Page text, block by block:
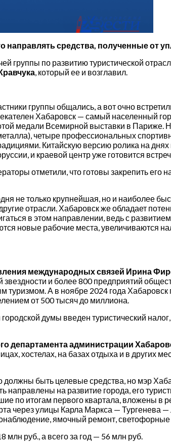
направлять средства, полученные от
группы по развитию туристической
, который ее и возглавил.
группы общались, а вот очно
Хабаровск — самый населенный
медали Всемирной выставки в Париже.
четыре профессиональных
Китайскую версию ролика на
и краевой центр уже готовится
отметили, что готовы закрепить его
не только крупнейшая, но и наиболее
отрасли. Хабаровск же обладает
в этом направлении, ведь с
новые рабочие места, увеличиваются
международных связей Ирина
и более 800 предприятий
А в ноябре 2024 года Хабаровск
от 500 тысяч до миллиона.
думы введен туристический
департамента администрации
хостелах, на базах отдыха и в других
быть целевые средства, но мэр
на развитие города, его
по итогам первого квартала, вложены в
через улицы Карла Маркса — Тургенева
ямочный ремонт,
млн руб., а всего за год — 56 млн руб.